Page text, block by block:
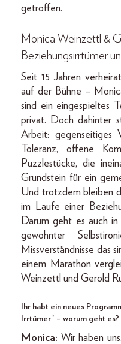
getroffen.
Monica Weinzettl &
Beziehungsirrtümer
Seit 15 Jahren
auf der Bühne –
sind ein eingespieltes
privat. Doch dahinter
Arbeit: gegenseitiges
Toleranz, offene
Puzzlestücke, die
Grundstein für ein
Und trotzdem bleiben
im Laufe einer
Darum geht es auch
gewohnter
Missverständnisse das
einem Marathon
Weinzettl und Gerold
Ihr habt ein neues
Irrtümer“ – worum geht es?
Monica: Wir haben